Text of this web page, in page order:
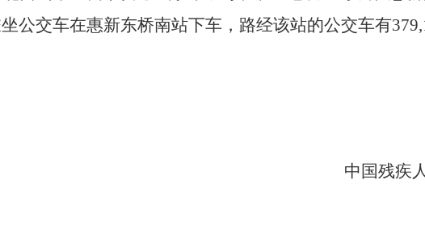
公交车在惠新东桥南站下车，路经该站的公交车有
中国残疾